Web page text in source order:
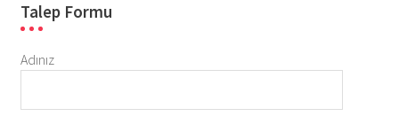
Talep Formu
Adınız